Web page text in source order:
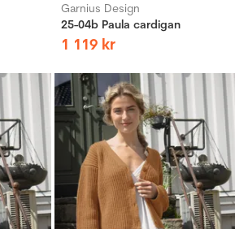
Garnius Design
25-04b Paula cardigan
1 119 kr